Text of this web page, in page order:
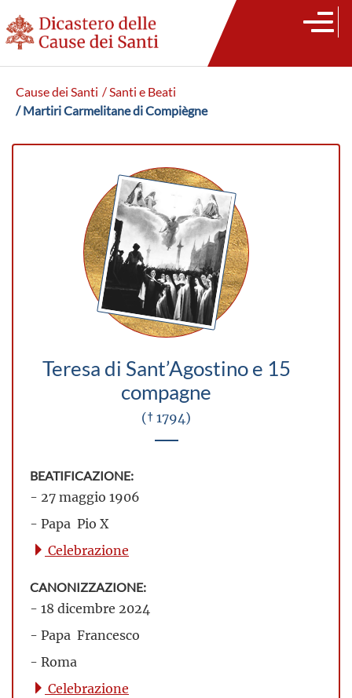
Cause dei Santi / Santi e Beati
/ Martiri Carmelitane di Compiègne
Teresa di Sant’Agostino e 15
compagne
(† 1794)
BEATIFICAZIONE:
- 27 maggio 1906
- Papa Pio X
Celebrazione
CANONIZZAZIONE:
- 18 dicembre 2024
- Papa Francesco
- Roma
Celebrazione